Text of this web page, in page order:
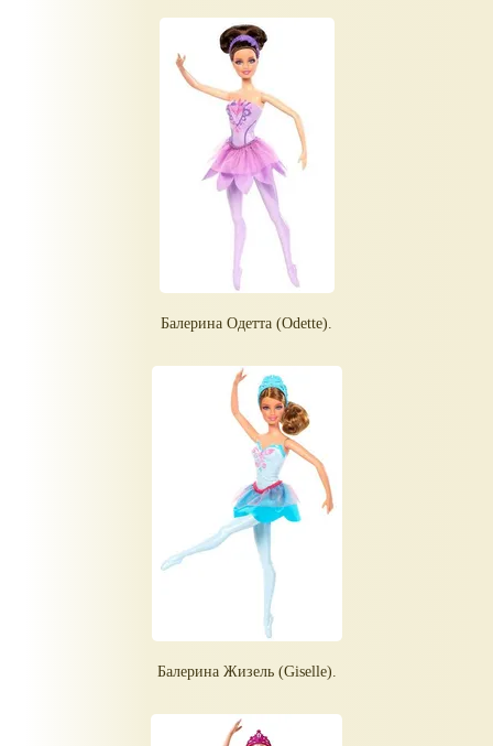
Балерина Одетта (Odette).
Балерина Жизель (Giselle).